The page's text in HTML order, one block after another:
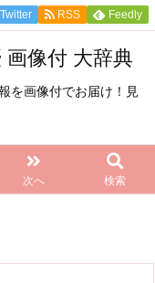
像付 大辞典
を画像付でお届け！見
次へ 検索
Twitter RSS Feedly